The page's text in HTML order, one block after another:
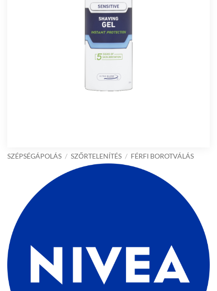
SZÉPSÉGÁPOLÁS / SZŐRTELENÍTÉS / FÉRFI BOROTVÁLÁS